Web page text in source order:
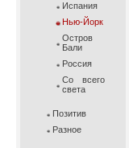
Испания
Нью-Йорк
Остров
Бали
Россия
Со всего
света
Позитив
Разное